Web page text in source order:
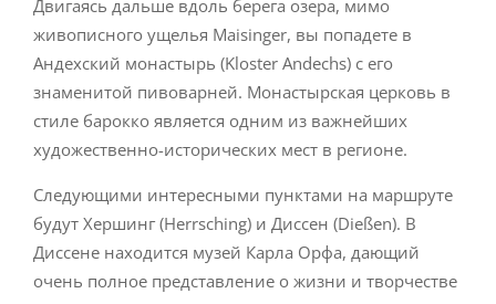
Двигаясь дальше вдоль берега озера, мимо
живописного ущелья Maisinger, вы попадете в
Андехский монастырь (Kloster Andechs) с его
знаменитой пивоварней. Монастырская церковь в
стиле барокко является одним из важнейших
художественно-исторических мест в регионе.
Следующими интересными пунктами на маршруте
будут Хершинг (Herrsching) и Диссен (Dießen). В
Диссене находится музей Карла Орфа, дающий
очень полное представление о жизни и творчестве